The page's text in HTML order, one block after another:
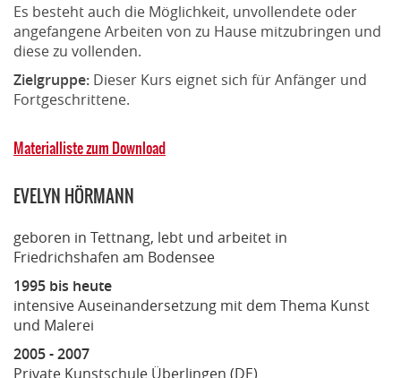
Es besteht auch die Möglichkeit, unvollendete oder
angefangene Arbeiten von zu Hause mitzubringen und
diese zu vollenden.
Zielgruppe: Dieser Kurs eignet sich für Anfänger und
Fortgeschrittene.
Materialliste zum Download
EVELYN HÖRMANN
geboren in Tettnang, lebt und arbeitet in
Friedrichshafen am Bodensee
1995 bis heute
intensive Auseinandersetzung mit dem Thema Kunst
und Malerei
2005 - 2007
Private Kunstschule Überlingen (DE)